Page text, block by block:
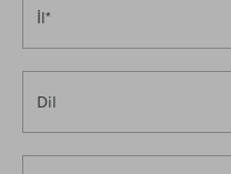
İl*
Dil